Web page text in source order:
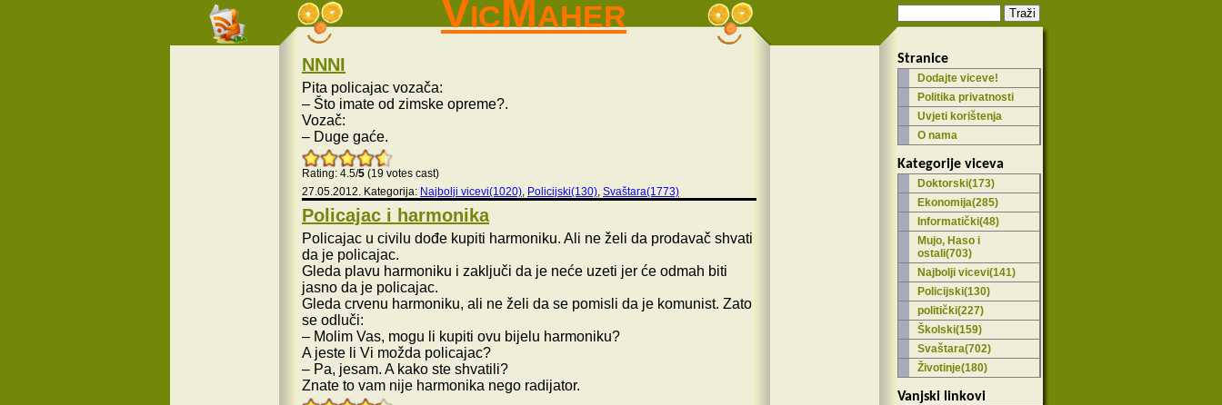
VicMaher
NNNI
Pita policajac vozača:
– Što imate od zimske opreme?.
Vozač:
– Duge gaće.
Rating: 4.5/5 (19 votes cast)
27.05.2012. Kategorija: Najbolji vicevi(1020), Policijski(130), Svaštara(1773)
Policajac i harmonika
Policajac u civilu dođe kupiti harmoniku. Ali ne želi da prodavač shvati
da je policajac.
Gleda plavu harmoniku i zaključi da je neće uzeti jer će odmah biti
jasno da je policajac.
Gleda crvenu harmoniku, ali ne želi da se pomisli da je komunist. Zato
se odluči:
– Molim Vas, mogu li kupiti ovu bijelu harmoniku?
A jeste li Vi možda policajac?
– Pa, jesam. A kako ste shvatili?
Znate to vam nije harmonika nego radijator.
Stranice
Dodajte viceve!
Politika privatnosti
Uvjeti korištenja
O nama
Kategorije viceva
Doktorski(173)
Ekonomija(285)
Informatički(48)
Mujo, Haso i
ostali(703)
Najbolji vicevi(141)
Policijski(130)
politički(227)
Školski(159)
Svaštara(702)
Životinje(180)
Vanjski linkovi